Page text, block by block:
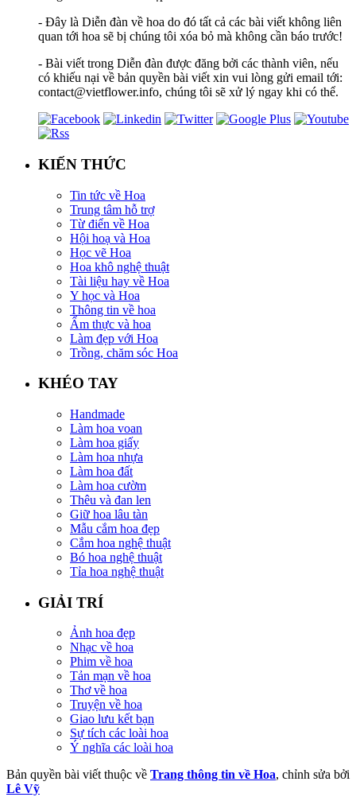
- Đây là Diễn đàn về hoa do đó tất cả các bài viết không liên
quan tới hoa sẽ bị chúng tôi xóa bỏ mà không cần báo trước!
- Bài viết trong Diễn đàn được đăng bởi các thành viên, nếu
có khiếu nại về bản quyền bài viết xin vui lòng gửi email tới:
contact@vietflower.info, chúng tôi sẽ xử lý ngay khi có thể.
KIẾN THỨC
Tin tức về Hoa
Trung tâm hỗ trợ
Từ điển về Hoa
Hội hoạ và Hoa
Học vẽ Hoa
Hoa khô nghệ thuật
Tài liệu hay về Hoa
Y học và Hoa
Thông tin về hoa
Ẩm thực và hoa
Làm đẹp với Hoa
Trồng, chăm sóc Hoa
KHÉO TAY
Handmade
Làm hoa voan
Làm hoa giấy
Làm hoa nhựa
Làm hoa đất
Làm hoa cườm
Thêu và đan len
Giữ hoa lâu tàn
Mẫu cắm hoa đẹp
Cắm hoa nghệ thuật
Bó hoa nghệ thuật
Tỉa hoa nghệ thuật
GIẢI TRÍ
Ảnh hoa đẹp
Nhạc về hoa
Phim về hoa
Tản mạn về hoa
Thơ về hoa
Truyện về hoa
Giao lưu kết bạn
Sự tích các loài hoa
Ý nghĩa các loài hoa
Bản quyền bài viết thuộc về Trang thông tin về Hoa, chỉnh sửa bởi
Lê Vỹ